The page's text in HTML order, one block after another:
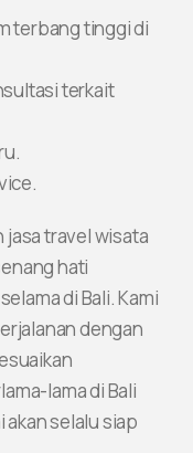
terbang tinggi di
terkait
jasa travel wisata
hati
di Bali. Kami
dengan
lama di Bali
akan selalu siap